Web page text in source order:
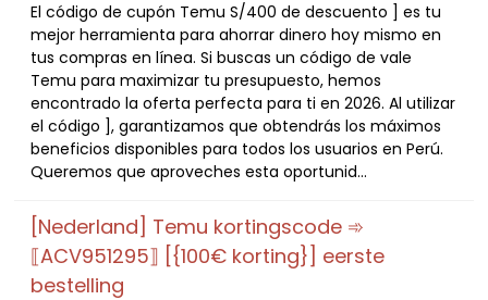
El código de cupón Temu S/400 de descuento ] es tu
mejor herramienta para ahorrar dinero hoy mismo en
tus compras en línea. Si buscas un código de vale
Temu para maximizar tu presupuesto, hemos
encontrado la oferta perfecta para ti en 2026. Al utilizar
el código ], garantizamos que obtendrás los máximos
beneficios disponibles para todos los usuarios en Perú.
Queremos que aproveches esta oportunid...
[Nederland] Temu kortingscode ➾
⟦ACV951295⟧ [{100€ korting}] eerste
bestelling